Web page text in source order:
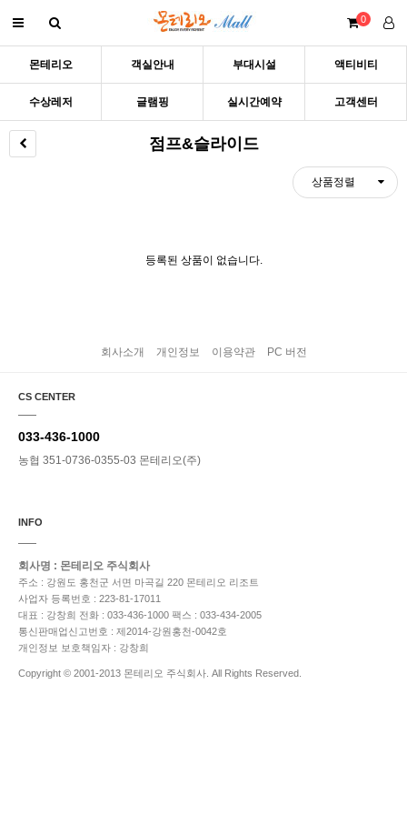
0
몬테리오 객실안내 부대시설 액티비티
수상레저 글램핑 실시간예약 고객센터
점프&슬라이드
상품정렬
등록된 상품이 없습니다.
회사소개 개인정보 이용약관 PC 버전
CS CENTER
033-436-1000
농협 351-0736-0355-03 몬테리오(주)
INFO
회사명 : 몬테리오 주식회사
주소 : 강원도 홍천군 서면 마곡길 220 몬테리오 리조트
사업자 등록번호 : 223-81-17011
대표 : 강창희 전화 : 033-436-1000 팩스 : 033-434-2005
통신판매업신고번호 : 제2014-강원홍천-0042호
개인정보 보호책임자 : 강창희
Copyright © 2001-2013 몬테리오 주식회사. All Rights Reserved.